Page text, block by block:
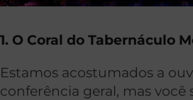
1. O Coral do Tabernáculo
Estamos acostumados a
conferência geral, mas você